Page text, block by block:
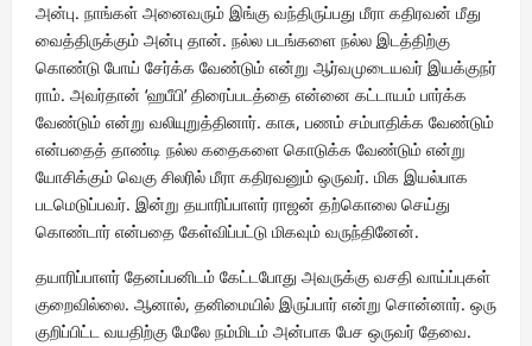
அன்பு. நாங்கள் அனைவரும் இங்கு வந்திருப்பது மீரா கதிரவன் மீது
வைத்திருக்கும் அன்பு தான். நல்ல படங்களை நல்ல இடத்திற்கு
கொண்டு போய் சேர்க்க வேண்டும் என்று ஆர்வமுடையவர் இயக்குநர்
ராம். அவர்தான் ‘ஹபீபி’ திரைப்படத்தை என்னை கட்டாயம் பார்க்க
வேண்டும் என்று வலியுறுத்தினார். காசு, பணம் சம்பாதிக்க வேண்டும்
என்பதைத் தாண்டி நல்ல கதைகளை கொடுக்க வேண்டும் என்று
யோசிக்கும் வெகு சிலரில் மீரா கதிரவனும் ஒருவர். மிக இயல்பாக
படமெடுப்பவர். இன்று தயாரிப்பாளர் ராஜன் தற்கொலை செய்து
கொண்டார் என்பதை கேள்விப்பட்டு மிகவும் வருந்தினேன்.
தயாரிப்பாளர் தேனப்பனிடம் கேட்டபோது அவருக்கு வசதி வாய்ப்புகள்
குறைவில்லை. ஆனால், தனிமையில் இருப்பார் என்று சொன்னார். ஒரு
குறிப்பிட்ட வயதிற்கு மேலே நம்மிடம் அன்பாக பேச ஒருவர் தேவை.